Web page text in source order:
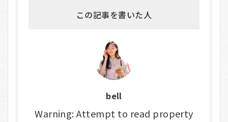
この記事を書いた人
bell
Warning: Attempt to read property